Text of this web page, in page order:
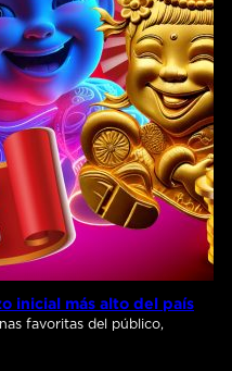
inicial más alto del país
favoritas del público,